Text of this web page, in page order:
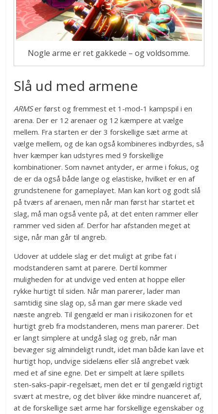
Nogle arme er ret gakkede – og voldsomme.
Slå ud med armene
ARMSer først og fremmest et 1-mod-1 kampspil i en
arena. Der er 12 arenaer og 12 kæmpere at vælge
mellem. Fra starten er der 3 forskellige sæt arme at
vælge mellem, og de kan også kombineres indbyrdes, så
hver kæmper kan udstyres med 9 forskellige
kombinationer. Som navnet antyder, er arme i fokus, og
de er da også både lange og elastiske, hvilket er en af
grundstenene for gameplayet. Man kan kort og godt slå
på tværs af arenaen, men når man først har startet et
slag, må man også vente på, at det enten rammer eller
rammer ved siden af. Derfor har afstanden meget at
sige, når man går til angreb.
Udover at uddele slag er det muligt at gribe fat i
modstanderen samt at parere. Dertil kommer
muligheden for at undvige ved enten at hoppe eller
rykke hurtigt til siden. Når man parerer, lader man
samtidig sine slag op, så man gør mere skade ved
næste angreb. Til gengæld er man i risikozonen for et
hurtigt greb fra modstanderen, mens man parerer. Det
er langt simplere at undgå slag og greb, når man
bevæger sig almindeligt rundt, idet man både kan lave et
hurtigt hop, undvige sidelæns eller slå angrebet væk
med et af sine egne. Det er simpelt at lære spillets
sten-saks-papir-regelsæt, men det er til gengæld rigtigt
svært at mestre, og det bliver ikke mindre nuanceret af,
at de forskellige sæt arme har forskellige egenskaber og